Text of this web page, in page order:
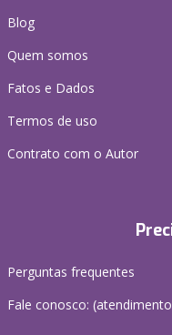
Blog
Quem somos
Fatos e Dados
Termos de uso
Contrato com o Autor
Perguntas frequentes
Fale conosco: